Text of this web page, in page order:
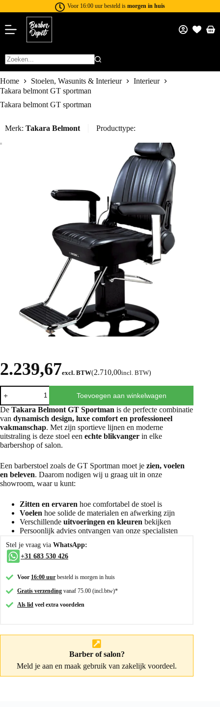
Voor 16:00 uur besteld is morgen in huis
Home Stoelen, Wasunits & Interieur
Interieur
Takara belmont GT sportman
Takara belmont GT sportman
Merk: Takara Belmont Producttype:
2.239,67excl. BTW(2.710,00incl. BTW)
Toevoegen aan winkelwagen
De Takara Belmont GT Sportman is de perfecte combinatie
van dynamisch design, luxe comfort en professioneel
vakmanschap. Met zijn sportieve lijnen en moderne
uitstraling is deze stoel een echte blikvanger in elke
barbershop of salon.
Een barberstoel zoals de GT Sportman moet je zien, voelen
en beleven. Daarom nodigen wij u graag uit in onze
showroom, waar u kunt:
Zitten en ervaren hoe comfortabel de stoel is
Voelen hoe solide de materialen en afwerking zijn
Verschillende uitvoeringen en kleuren bekijken
Persoonlijk advies ontvangen van onze specialisten
Stel je vraag via WhatsApp:
+31 683 530 426
Voor 16:00 uur besteld is morgen in huis
Gratis verzending vanaf 75.00 (incl.btw)*
Als lid veel extra voordelen
Barber of salon?
Meld je aan en maak gebruik van zakelijk voordeel.